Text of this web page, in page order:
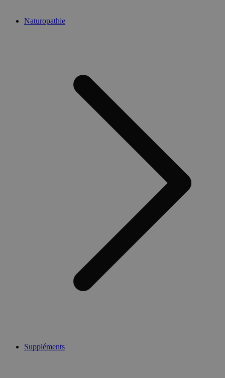
Naturopathie
Suppléments